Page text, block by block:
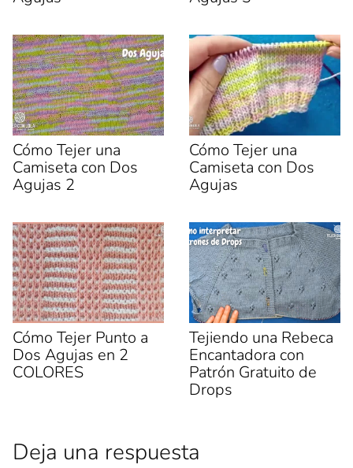
o
k
(
S
e
a
b
r
e
e
n
u
n
a
v
e
n
a
n
u
e
v
a
)
r
e
e
n
u
n
a
v
e
n
t
a
n
a
n
u
)
Cómo Tejer una
Camiseta con Dos
Agujas 2
Cómo Tejer una
Camiseta con Dos
Agujas
Cómo Tejer Punto a
Dos Agujas en 2
COLORES
Tejiendo una Rebeca
Encantadora con
Patrón Gratuito de
Drops
Deja una respuesta